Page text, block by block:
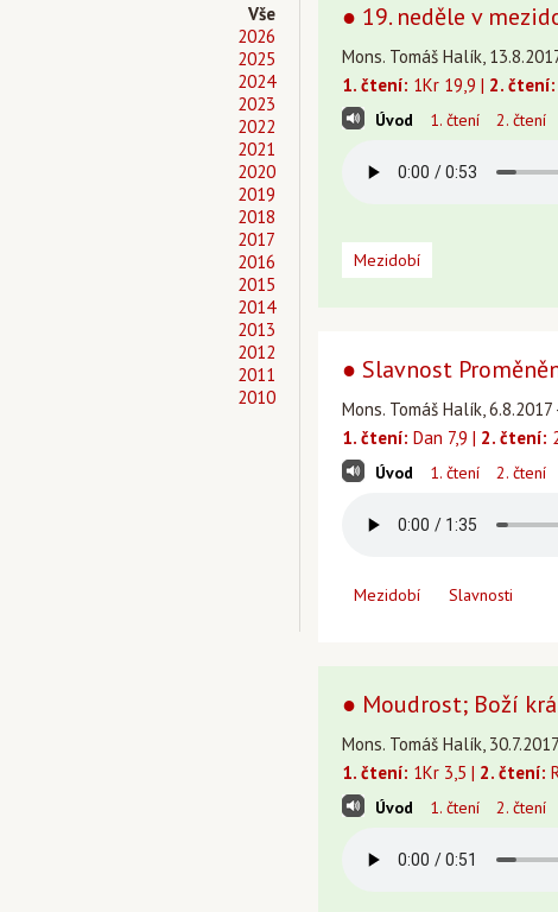
Vše
2026
2025
2024
2023
2022
2021
2020
2019
2018
2017
2016
2015
2014
2013
2012
2011
2010
● 19. neděle v
Mons. Tomáš Halík,
1. čtení: 1Kr 19,9 | 2. čtení:
Úvod 1. čtení 2. čtení
Mezidobí
● Slavnost
Mons. Tomáš Halík,
1. čtení: Dan 7,9 | 2. čtení:
Úvod 1. čtení 2. čtení
Mezidobí Slavnosti
● Moudrost; Boží
Mons. Tomáš Halík,
1. čtení: 1Kr 3,5 | 2. čtení:
Úvod 1. čtení 2. čtení